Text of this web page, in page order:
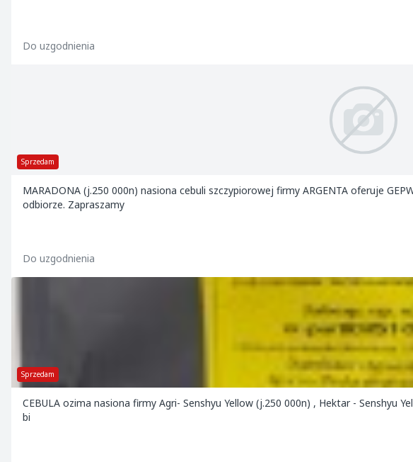
Do uzgodnienia
Sprzedam
MARADONA (j.250 000n) nasiona cebuli szczypiorowej firmy ARGENTA oferuje
odbiorze. Zapraszamy
Do uzgodnienia
Sprzedam
CEBULA ozima nasiona firmy Agri- Senshyu Yellow (j.250 000n) , Hektar - Senshyu
bi